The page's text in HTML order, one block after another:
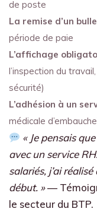
de poste
La remise d’un
période de paie
L’affichage
l’inspection du
sécurité)
L’adhésion à un
médicale
« Je pensais
avec un service
salariés, j’ai
début. »—
le secteur du BTP.